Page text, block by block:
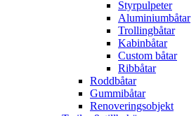
Styrpulpeter
Aluminiumbåtar
Trollingbåtar
Kabinbåtar
Custom båtar
Ribbåtar
Roddbåtar
Gummibåtar
Renoveringsobjekt